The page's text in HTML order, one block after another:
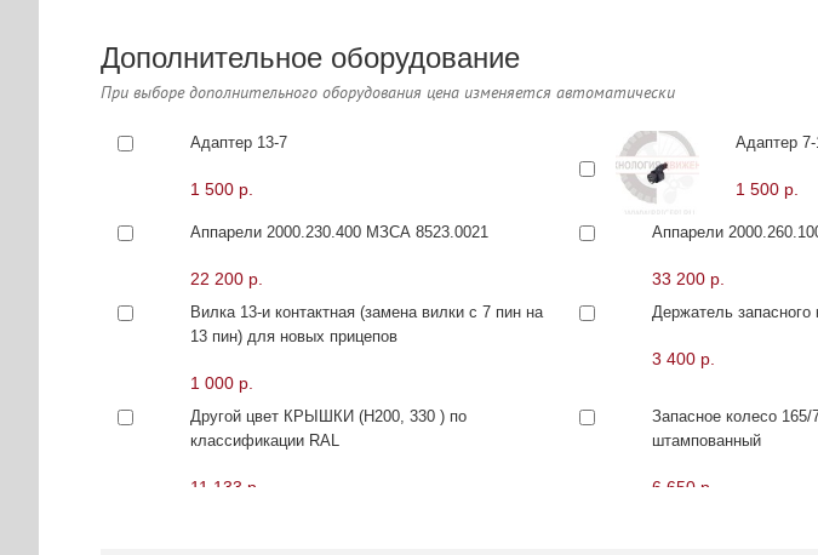
Дополнительное оборудование
При выборе дополнительного оборудования цена изменяется автоматически
Адаптер 13-7
1 500 р.
Адаптер 7-
1 500 р.
Аппарели 2000.230.400 МЗСА 8523.0021
22 200 р.
Аппарели
33 200 р.
Вилка 13-и контактная (замена вилки с 7 пин на
13 пин) для новых прицепов
1 000 р.
Держатель
3 400 р.
Другой цвет КРЫШКИ (Н200, 330 ) по
классификации RAL
11 133 р.
Запасное колесо 165/
штампованный
6 650 р.